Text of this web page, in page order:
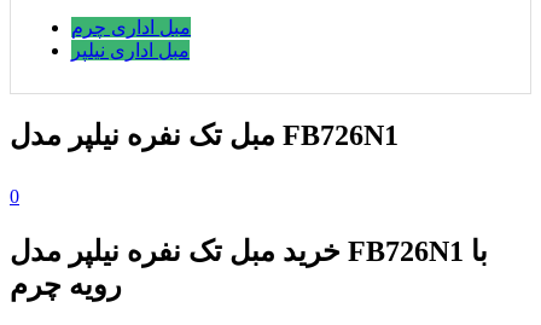
مبل اداری چرم
مبل اداری نیلپر
مبل تک نفره نیلپر مدل FB726N1
0
خرید مبل تک نفره نیلپر مدل FB726N1 با
رویه چرم